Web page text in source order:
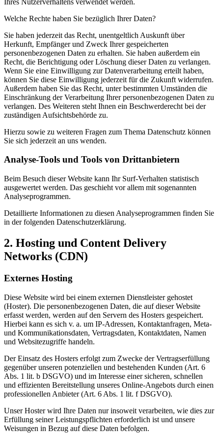
Welche Rechte haben Sie bezüglich Ihrer Daten?
Sie haben jederzeit das Recht, unentgeltlich Auskunft über
Herkunft, Empfänger und Zweck Ihrer gespeicherten
personenbezogenen Daten zu erhalten. Sie haben außerdem ein
Recht, die Berichtigung oder Löschung dieser Daten zu verlangen.
Wenn Sie eine Einwilligung zur Datenverarbeitung erteilt haben,
können Sie diese Einwilligung jederzeit für die Zukunft widerrufen.
Außerdem haben Sie das Recht, unter bestimmten Umständen die
Einschränkung der Verarbeitung Ihrer personenbezogenen Daten zu
verlangen. Des Weiteren steht Ihnen ein Beschwerderecht bei der
zuständigen Aufsichtsbehörde zu.
Hierzu sowie zu weiteren Fragen zum Thema Datenschutz können
Sie sich jederzeit an uns wenden.
Analyse-Tools und Tools von Dritt­anbietern
Beim Besuch dieser Website kann Ihr Surf-Verhalten statistisch
ausgewertet werden. Das geschieht vor allem mit sogenannten
Analyseprogrammen.
Detaillierte Informationen zu diesen Analyseprogrammen finden Sie
in der folgenden Datenschutzerklärung.
2. Hosting und Content Delivery
Networks (CDN)
Externes Hosting
Diese Website wird bei einem externen Dienstleister gehostet
(Hoster). Die personenbezogenen Daten, die auf dieser Website
erfasst werden, werden auf den Servern des Hosters gespeichert.
Hierbei kann es sich v. a. um IP-Adressen, Kontaktanfragen, Meta-
und Kommunikationsdaten, Vertragsdaten, Kontaktdaten, Namen
und Websitezugriffe handeln.
Der Einsatz des Hosters erfolgt zum Zwecke der Vertragserfüllung
gegenüber unseren potenziellen und bestehenden Kunden (Art. 6
Abs. 1 lit. b DSGVO) und im Interesse einer sicheren, schnellen
und effizienten Bereitstellung unseres Online-Angebots durch einen
professionellen Anbieter (Art. 6 Abs. 1 lit. f DSGVO).
Unser Hoster wird Ihre Daten nur insoweit verarbeiten, wie dies zur
Erfüllung seiner Leistungspflichten erforderlich ist und unsere
Weisungen in Bezug auf diese Daten befolgen.